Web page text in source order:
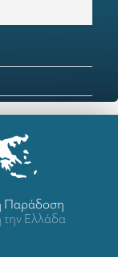
Παράδοση
την Ελλάδα